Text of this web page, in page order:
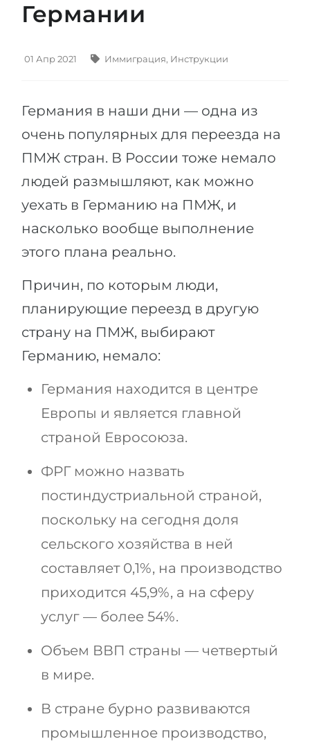
Языковая виза
Штудиенколлеги
Freshman / Foundation
Подготовка к вузу
Подготовка к штудиенколлег
Специальные курсы
Математика
Портфолио
Земли
Города
ПРОФЕССИИ
Профессии
Специальности
Примеры вакансий
Тест Голланда
Тест Карта Интересов
Тест RIASEC
Успехна
100%
Наши студенты успешно поступают
КОНСУЛЬТАЦИЯ!
Штудиенколлег
Магистратура
ПОСТУПАЕМ ПОСЛЕ...
Школы 11 классов
Школы 12 классов (NIS)
Колледжа
IB-Diploma
1 курса
2-3 курса
Бакалавриата
Магистратуры
ПОСТУПАЕМ НА...
Медицина
Инженерия
Физика
Менеджмент
Украина
Казахстан
Азербайджан
Армения
Германии
01 Апр 2021 Иммиграция, Инструкции
Германия в наши дни — одна из
очень популярных для переезда на
ПМЖ стран. В России тоже немало
людей размышляют, как можно
уехать в Германию на ПМЖ, и
насколько вообще выполнение
этого плана реально.
Причин, по которым люди,
планирующие переезд в другую
страну на ПМЖ, выбирают
Германию, немало:
Германия находится в центре
Европы и является главной
страной Евросоюза.
ФРГ можно назвать
постиндустриальной страной,
поскольку на сегодня доля
сельского хозяйства в ней
составляет 0,1%, на производство
приходится 45,9%, а на сферу
услуг — более 54%.
Объем ВВП страны — четвертый
в мире.
В стране бурно развиваются
промышленное производство,